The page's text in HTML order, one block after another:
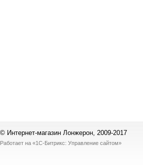
© Интернет-магазин Лонжерон, 2009-2017
Работает на «1С-Битрикс: Управление сайтом»